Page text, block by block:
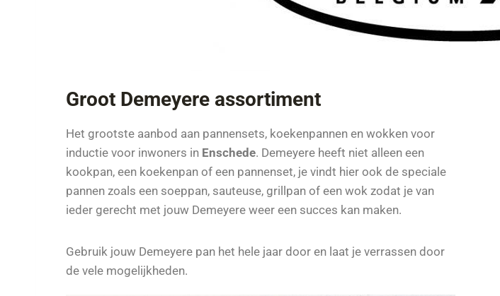
Groot Demeyere assortiment
Het grootste aanbod aan pannensets, koekenpannen en wokken voor
inductie voor inwoners in Enschede. Demeyere heeft niet alleen een
kookpan, een koekenpan of een pannenset, je vindt hier ook de speciale
pannen zoals een soeppan, sauteuse, grillpan of een wok zodat je van
ieder gerecht met jouw Demeyere weer een succes kan maken.
Gebruik jouw Demeyere pan het hele jaar door en laat je verrassen door
de vele mogelijkheden.